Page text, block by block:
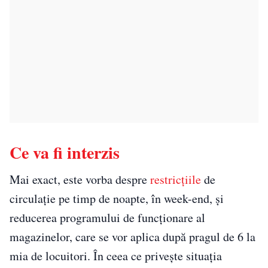
Ce va fi interzis
Mai exact, este vorba desprerestricţiilede
circulaţie pe timp de noapte, în week-end, şi
reducerea programului de funcţionare al
magazinelor, care se vor aplica după pragul de 6 la
mia de locuitori. În ceea ce privește situația